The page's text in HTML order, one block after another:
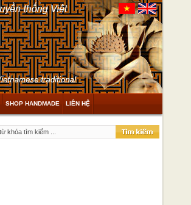
SHOP HANDMADE LIÊN HỆ